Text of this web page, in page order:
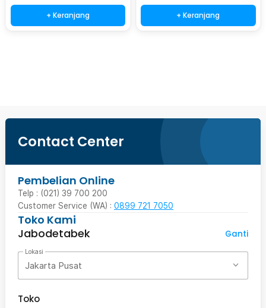
+ Keranjang + Keranjang
Contact Center
Pembelian Online
Telp : (021) 39 700 200
Customer Service (WA) : 0899 721 7050
Toko Kami
Jabodetabek
Ganti
Lokasi
Jakarta Pusat
Toko